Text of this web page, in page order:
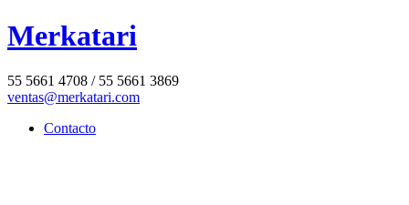
Merkatari
55 5661 4708 / 55 5661 3869
ventas@merkatari.com
Contacto